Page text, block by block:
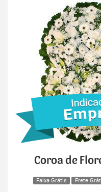
Coroa de
Faixa Grátis Frete